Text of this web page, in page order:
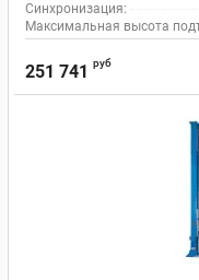
Синхронизация:
Максимальная высота
251 741 руб